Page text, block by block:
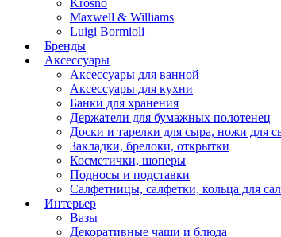
Krosno
Maxwell & Williams
Luigi Bormioli
Бренды
Аксессуары
Аксессуары для ванной
Аксессуары для кухни
Банки для хранения
Держатели для бумажных полотенец
Доски и тарелки для сыра, ножи для
Закладки, брелоки, открытки
Косметички, шоперы
Подносы и подставки
Салфетницы, салфетки, кольца для
Интерьер
Вазы
Декоративные чаши и блюда